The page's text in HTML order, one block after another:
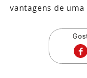
vantagens de